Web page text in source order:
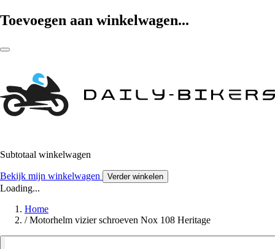
Toevoegen aan winkelwagen...
Subtotaal winkelwagen
Bekijk mijn winkelwagen Verder winkelen
Loading...
Home
/ Motorhelm vizier schroeven Nox 108 Heritage